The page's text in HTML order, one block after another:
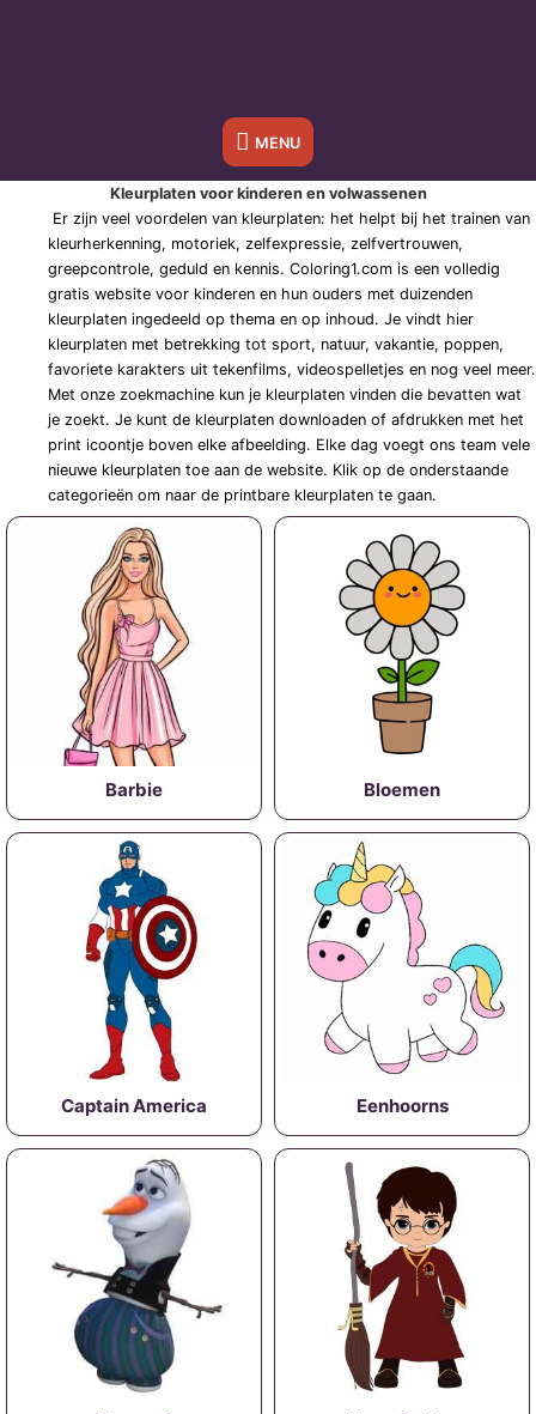
Onder
header
balk
MENU
Kleurplaten voor kinderen en volwassenen
Er zijn veel voordelen van kleurplaten: het helpt bij het trainen van
kleurherkenning, motoriek, zelfexpressie, zelfvertrouwen,
greepcontrole, geduld en kennis. Coloring1.com is een volledig
gratis website voor kinderen en hun ouders met duizenden
kleurplaten ingedeeld op thema en op inhoud. Je vindt hier
kleurplaten met betrekking tot sport, natuur, vakantie, poppen,
favoriete karakters uit tekenfilms, videospelletjes en nog veel meer.
Met onze zoekmachine kun je kleurplaten vinden die bevatten wat
je zoekt. Je kunt de kleurplaten downloaden of afdrukken met het
print icoontje boven elke afbeelding. Elke dag voegt ons team vele
nieuwe kleurplaten toe aan de website. Klik op de onderstaande
categorieën om naar de printbare kleurplaten te gaan.
Barbie Bloemen
Captain America Eenhoorns